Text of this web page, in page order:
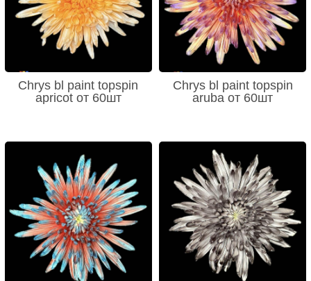
Chrys bl paint topspin
apricot от 60шт
Chrys bl paint topspin
aruba от 60шт